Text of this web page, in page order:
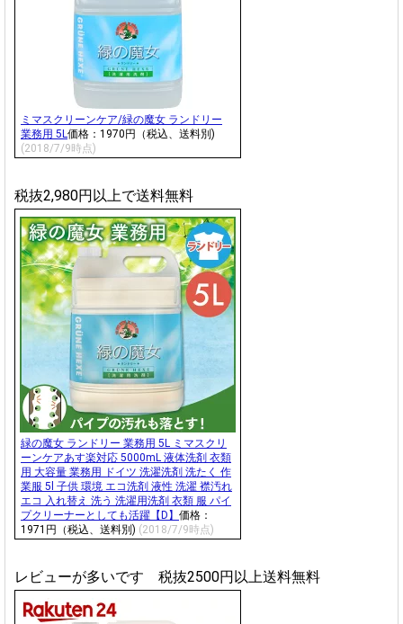
ミマスクリーンケア/緑の魔女 ランドリー
業務用 5L価格：1970円（税込、送料別)
(2018/7/9時点)
税抜2,980円以上で送料無料
緑の魔女 ランドリー 業務用 5L ミマスクリ
ーンケアあす楽対応 5000mL 液体洗剤 衣類
用 大容量 業務用 ドイツ 洗濯洗剤 洗たく 作
業服 5l 子供 環境 エコ洗剤 液性 洗濯 襟汚れ
エコ 入れ替え 洗う 洗濯用洗剤 衣類 服 パイ
プクリーナーとしても活躍【D】 価格：
1971円（税込、送料別) (2018/7/9時点)
レビューが多いです 税抜2500円以上送料無料